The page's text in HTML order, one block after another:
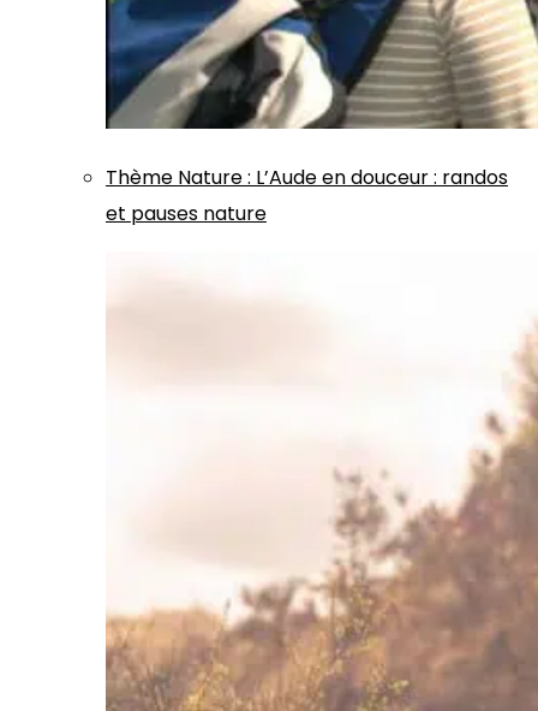
Thème Nature: L’Aude en douceur : randos
et pauses nature